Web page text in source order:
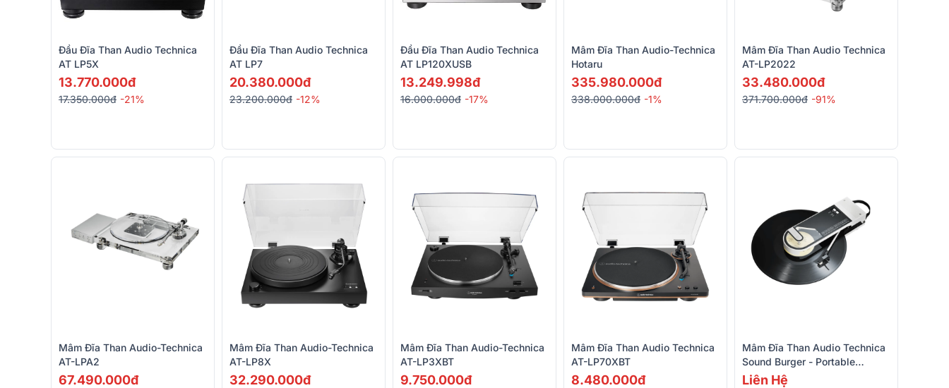
Đầu Đĩa Than Audio Technica
AT LP5X
13.770.000đ
17.350.000đ -21%
Đầu Đĩa Than Audio Technica
AT LP7
20.380.000đ
23.200.000đ -12%
Đầu Đĩa Than Audio Technica
AT LP120XUSB
13.249.998đ
16.000.000đ -17%
Mâm Đĩa Than Audio-Technica
Hotaru
335.980.000đ
338.000.000đ -1%
Mâm Đĩa Than Audio Technica
AT-LP2022
33.480.000đ
371.700.000đ -91%
Mâm Đĩa Than Audio-Technica
AT-LPA2
67.490.000đ
Mâm Đĩa Than Audio-Technica
AT-LP8X
32.290.000đ
Mâm Đĩa Than Audio-Technica
AT-LP3XBT
9.750.000đ
Mâm Đĩa Than Audio Technica
AT-LP70XBT
8.480.000đ
Mâm Đĩa Than Audio Technica
Sound Burger - Portable
Bluetooth Turntable TATSB727
Liên Hệ